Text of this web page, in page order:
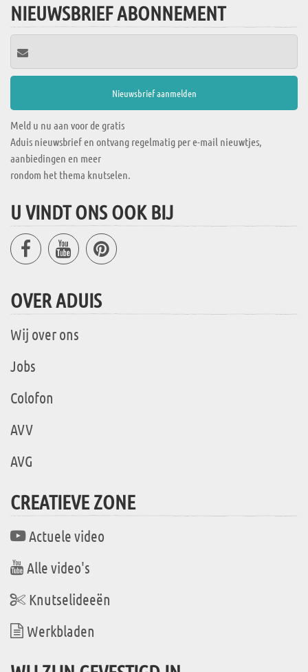
NIEUWSBRIEF ABONNEMENT
Meld u nu aan voor de gratis
Aduis nieuwsbrief en ontvang regelmatig per e-mail nieuwtjes,
aanbiedingen en meer
rondom het thema knutselen.
U VINDT ONS OOK BIJ
OVER ADUIS
Wij over ons
Jobs
Colofon
AVV
AVG
CREATIEVE ZONE
Actuele video
Alle video's
Knutselideeën
Werkbladen